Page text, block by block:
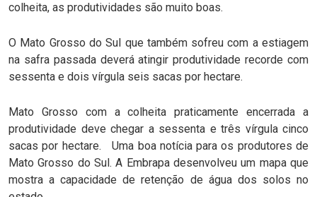
colheita, as produtividades são muito boas.
O Mato Grosso do Sul que também sofreu com a estiagem
na safra passada deverá atingir produtividade recorde com
sessenta e dois vírgula seis sacas por hectare.
Mato Grosso com a colheita praticamente encerrada a
produtividade deve chegar a sessenta e três vírgula cinco
sacas por hectare. Uma boa notícia para os produtores de
Mato Grosso do Sul. A Embrapa desenvolveu um mapa que
mostra a capacidade de retenção de água dos solos no